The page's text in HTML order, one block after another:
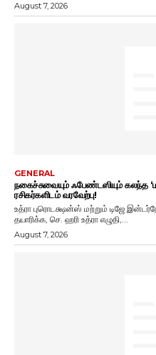
August 7, 2026
GENERAL
நகைச்சுவையும் ஃபேண்டஸியும் கலந்த
ரசிகர்களிடம் வரவேற்பு!
உத்ரா புரொடக்ஷன்ஸ் மற்றும் டிஜே
தயாரிக்க, செ. ஹரி உத்ரா எழுதி,...
August 7, 2026